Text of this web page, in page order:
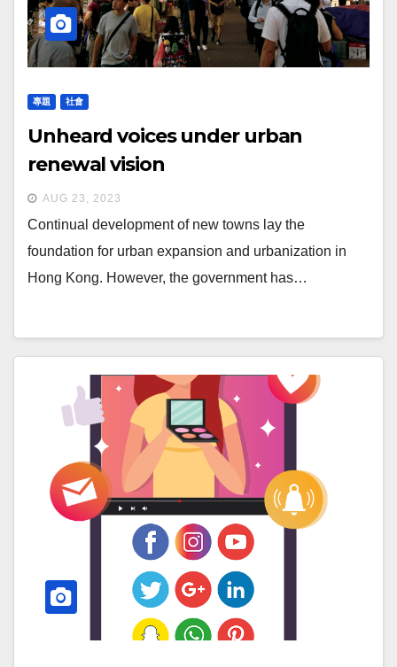
專題 社會
Unheard voices under urban
renewal vision
AUG 23, 2023
Continual development of new towns lay the
foundation for urban expansion and urbanization in
Hong Kong. However, the government has…